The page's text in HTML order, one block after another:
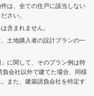
は、全ての住戸に該当しない
さい。
含まれません。
土地購入者の設計プランの一
に関して、そのプラン例は特
会社以外で建てた場合、同様
また、建築請負会社を特定す